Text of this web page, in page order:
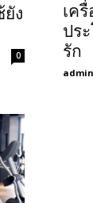
ยัง
0
เค
ปร
รัก